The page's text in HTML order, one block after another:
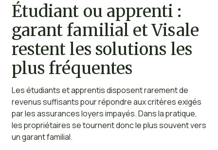
Étudiant ou apprenti :
garant familial et Visale
restent les solutions les
plus fréquentes
Les étudiants et apprentis disposent rarement de
revenus suffisants pour répondre aux critères exigés
par les assurances loyers impayés. Dans la pratique,
les propriétaires se tournent donc le plus souvent vers
un garant familial.